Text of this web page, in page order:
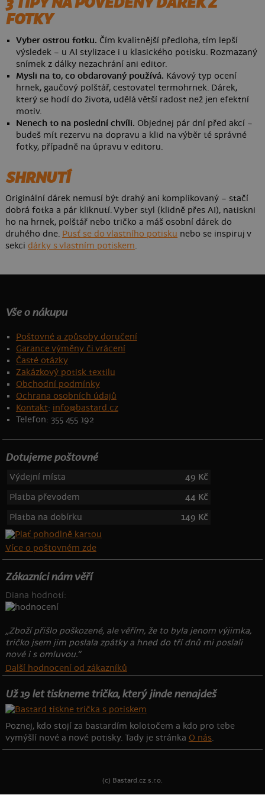
FOTKY
Vyber ostrou fotku. Čím kvalitnější předloha, tím lepší
výsledek – u AI stylizace i u klasického potisku. Rozmazaný
snímek z dálky nezachrání ani editor.
Mysli na to, co obdarovaný používá. Kávový typ ocení
hrnek, gaučový polštář, cestovatel termohrnek. Dárek,
který se hodí do života, udělá větší radost než jen efektní
motiv.
Nenech to na poslední chvíli. Objednej pár dní před akcí –
budeš mít rezervu na dopravu a klid na výběr té správné
fotky, případně na úpravu v editoru.
SHRNUTÍ
Originální dárek nemusí být drahý ani komplikovaný – stačí
dobrá fotka a pár kliknutí. Vyber styl (klidně přes AI), natiskni
ho na hrnek, polštář nebo tričko a máš osobní dárek do
druhého dne. Pusť se do vlastního potisku nebo se inspiruj v
sekci dárky s vlastním potiskem.
Vše o nákupu
Poštovné a způsoby doručení
Garance výměny či vrácení
Časté otázky
Zakázkový potisk textilu
Obchodní podmínky
Ochrana osobních údajů
Kontakt: info@bastard.cz
Telefon: 355 455 192
Dotujeme poštovné
Výdejní místa
49 Kč
Platba převodem
44 Kč
Platba na dobírku
149 Kč
Více o poštovném zde
Zákazníci nám věří
Diana hodnotí:
„Zboží přišlo poškozené, ale věřím, že to byla jenom výjimka,
tričko jsem jim poslala zpátky a hned do tří dnů mi poslali
nové i s omluvou.“
Další hodnocení od zákazníků
Už 19 let tiskneme trička, který jinde nenajdeš
Poznej, kdo stojí za bastardím kolotočem a kdo pro tebe
vymýšlí nové a nové potisky. Tady je stránka O nás.
(c) Bastard.cz s.r.o.